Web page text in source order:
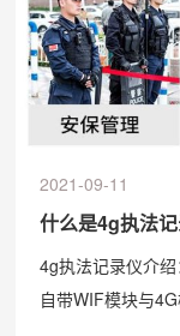
2021-09-11
什么是4g执法
4g执法记录仪介
自带WIF模块与